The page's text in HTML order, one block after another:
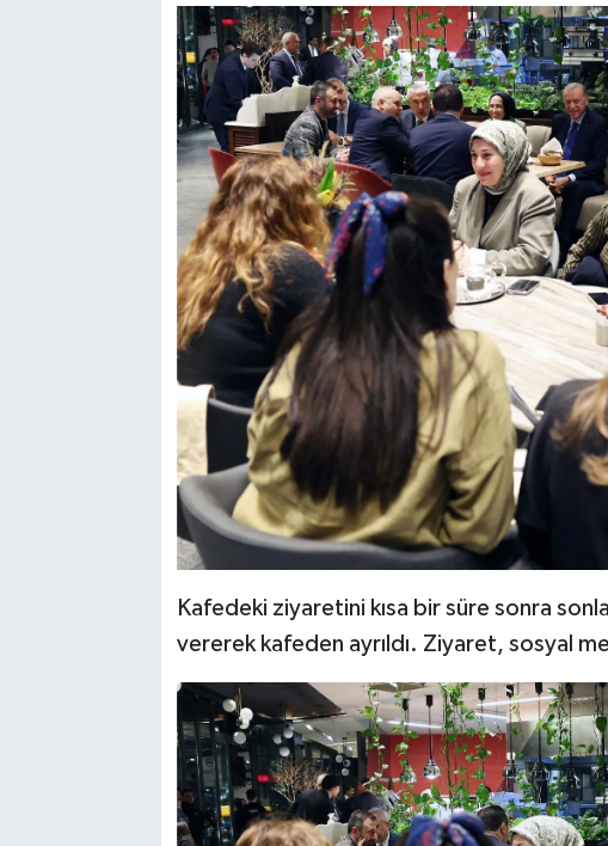
Kafedeki ziyaretini kısa bir süre sonra
vererek kafeden ayrıldı. Ziyaret, sosyal